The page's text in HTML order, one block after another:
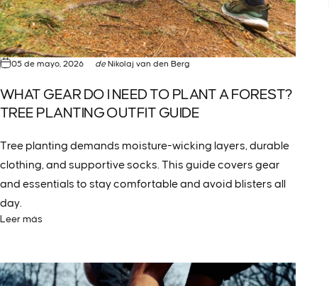
05 de mayo, 2026 deNikolaj van den Berg
WHAT GEAR DO I NEED TO PLANT A FOREST?
TREE PLANTING OUTFIT GUIDE
Tree planting demands moisture-wicking layers, durable
clothing, and supportive socks. This guide covers gear
and essentials to stay comfortable and avoid blisters all
day.
Leer más